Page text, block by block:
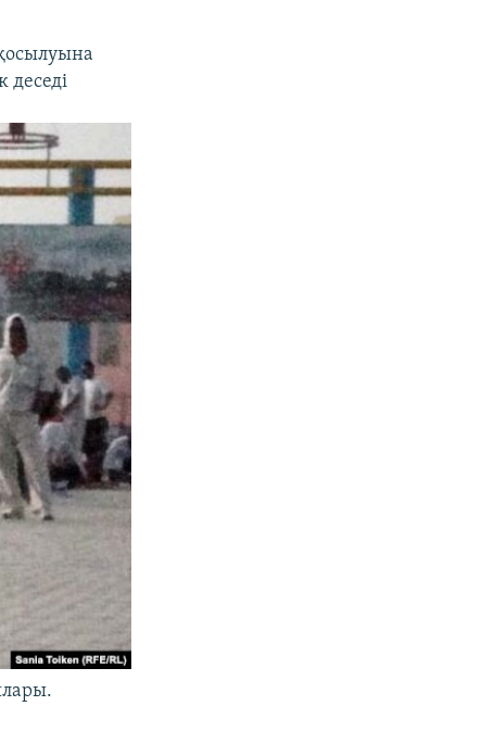
деседі